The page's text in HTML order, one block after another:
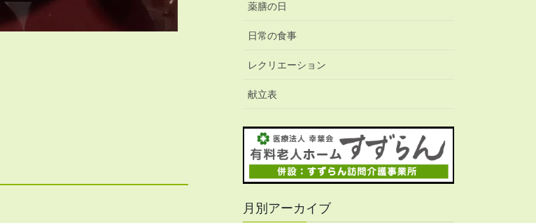
薬膳の日
日常の食事
レクリエーション
献立表
月別アーカイブ